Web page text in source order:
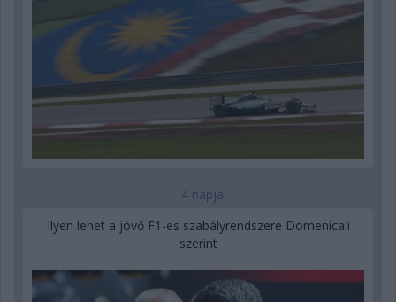
4 napja
Ilyen lehet a jövő F1-es szabályrendszere Domenicali
szerint